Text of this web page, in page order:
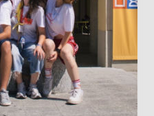
con la inteligencia
imagen para generar
el fondo estamos
de nuestra identidad. El
un simple pasatiempo
es una seña de